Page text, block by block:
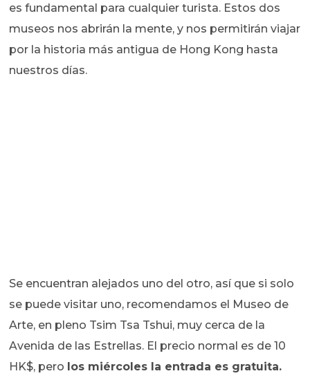
es fundamental para cualquier turista. Estos dos
museos nos abrirán la mente, y nos permitirán viajar
por la historia más antigua de Hong Kong hasta
nuestros días.
Se encuentran alejados uno del otro, así que si solo
se puede visitar uno, recomendamos el Museo de
Arte, en pleno Tsim Tsa Tshui, muy cerca de la
Avenida de las Estrellas. El precio normal es de 10
HK$, pero los miércoles la entrada es gratuita.